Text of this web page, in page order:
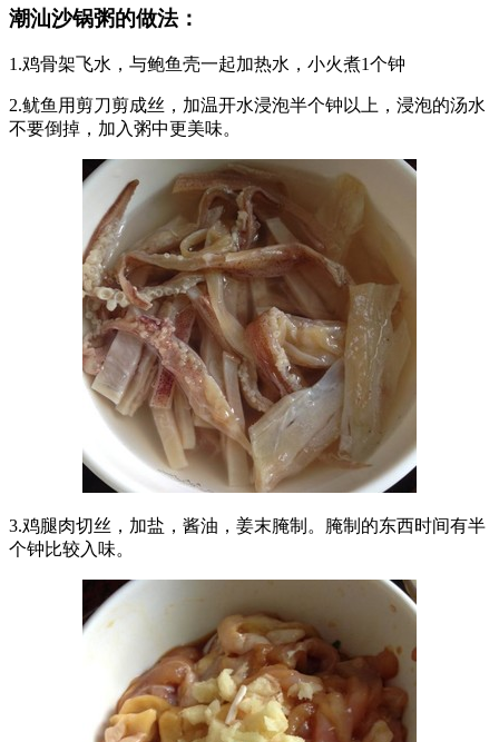
潮汕沙锅粥的做法：
1.鸡骨架飞水，与鲍鱼壳一起加热水，小火煮1个钟
2.鱿鱼用剪刀剪成丝，加温开水浸泡半个钟以上，浸泡的汤水
不要倒掉，加入粥中更美味。
3.鸡腿肉切丝，加盐，酱油，姜末腌制。腌制的东西时间有半
个钟比较入味。